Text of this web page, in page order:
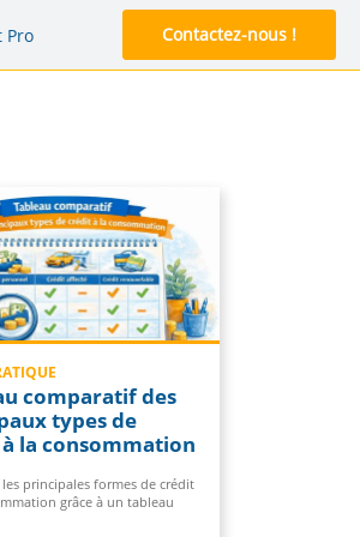
Pro Contactez-nous !
comparatif des
types de
la consommation
principales formes de crédit
grâce à un tableau